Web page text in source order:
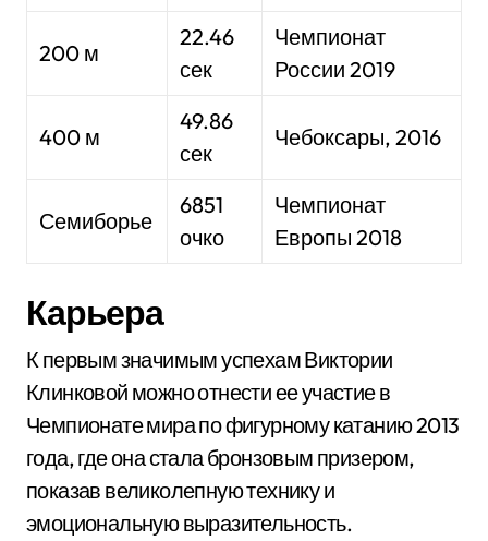
200 м
22.46
сек
Чемпионат
России 2019
400 м
49.86
сек
Чебоксары, 2016
Семиборье
6851
очко
Чемпионат
Европы 2018
Карьера
К первым значимым успехам Виктории
Клинковой можно отнести ее участие в
Чемпионате мира по фигурному катанию 2013
года, где она стала бронзовым призером,
показав великолепную технику и
эмоциональную выразительность.